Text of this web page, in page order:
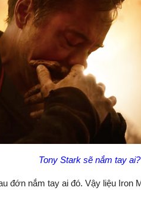
Tony Stark sẽ nắm tay ai?
đớn nắm tay ai đó. Vậy liệu Iron